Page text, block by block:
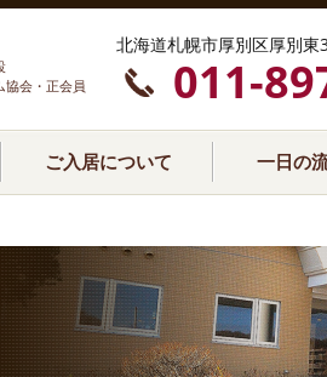
協会・正会員
北海道札幌市厚別区厚別
011-
ご入居について 一日の